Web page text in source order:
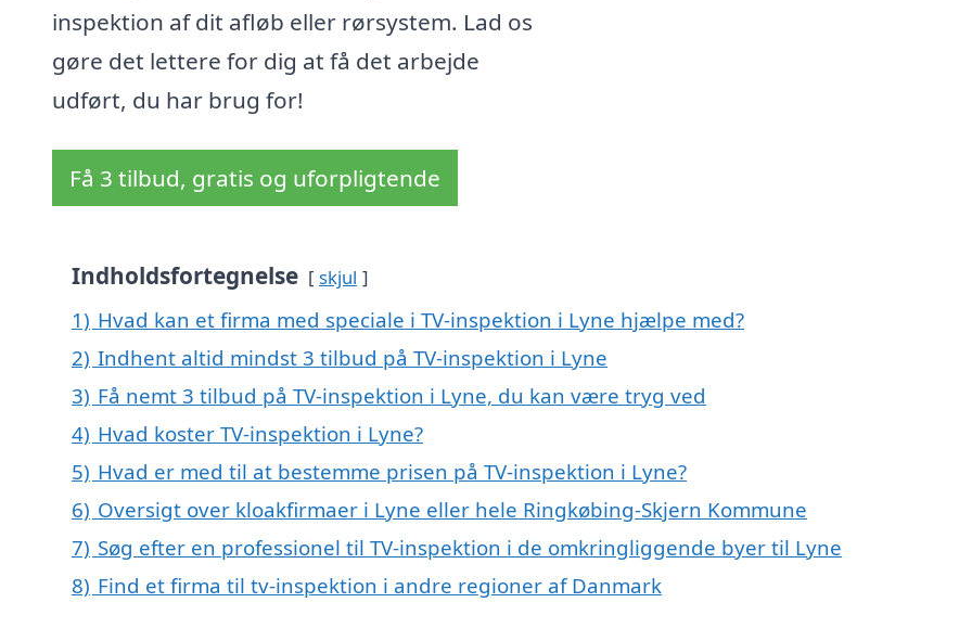
inspektion af dit afløb eller rørsystem. Lad os
gøre det lettere for dig at få det arbejde
udført, du har brug for!
Få 3 tilbud, gratis og uforpligtende
Indholdsfortegnelse skjul
1) Hvad kan et firma med speciale i TV-inspektion i Lyne hjælpe med?
2) Indhent altid mindst 3 tilbud på TV-inspektion i Lyne
3) Få nemt 3 tilbud på TV-inspektion i Lyne, du kan være tryg ved
4) Hvad koster TV-inspektion i Lyne?
5) Hvad er med til at bestemme prisen på TV-inspektion i Lyne?
6) Oversigt over kloakfirmaer i Lyne eller hele Ringkøbing-Skjern Kommune
7) Søg efter en professionel til TV-inspektion i de omkringliggende byer til Lyne
8) Find et firma til tv-inspektion i andre regioner af Danmark